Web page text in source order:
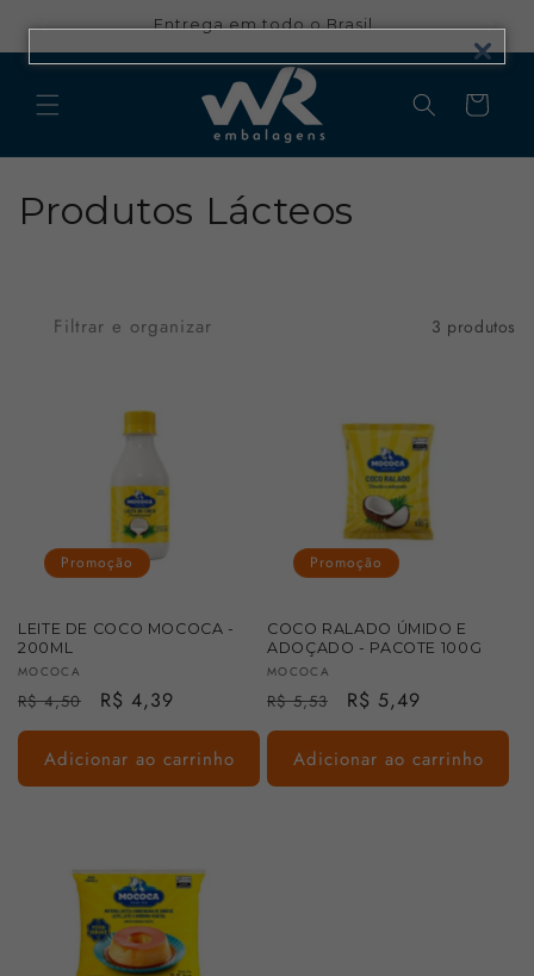
para o
conteúdo
Entrega em todo o Brasil
Carrinho
C
Produtos Lácteos
Filtrar e organizar 3 produtos
Promoção
LEITE DE COCO MOCOCA -
200ML
Fornecedor:
MOCOCA
Preço
normal
R$ 4,50
Preço
promocional
R$ 4,39
Adicionar ao carrinho
Promoção
COCO RALADO ÚMIDO E
ADOÇADO - PACOTE 100G
Fornecedor:
MOCOCA
Preço
normal
R$ 5,53
Preço
promocional
R$ 5,49
Adicionar ao carrinho